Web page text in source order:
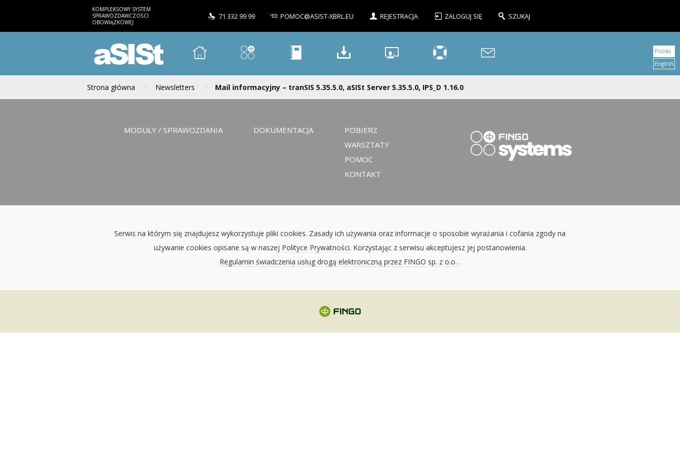
KOMPLEKSOWY SYSTEM
SPRAWOZDAWCZOŚCI
OBOWIĄZKOWEJ
71 332 99 99 POMOC@ASIST-XBRL.EU REJESTRACJA ZALOGUJ SIĘ SZUKAJ
aSISt
Strona główna > Newsletters > Mail informacyjny – tranSIS 5.35.5.0, aSISt Server 5.35.5.0, IPS_D 1.16.0
Polski
English
MODUŁY / SPRAWOZDANIA DOKUMENTACJA
POBIERZ
WARSZTATY
POMOC
KONTAKT
Serwis na którym się znajdujesz wykorzystuje pliki cookies. Zasady ich używania oraz informacje o sposobie wyrażania i cofania zgody na
używanie cookies opisane są w naszej Polityce Prywatności. Korzystając z serwisu akceptujesz jej postanowienia.
Regulamin świadczenia usług drogą elektroniczną przez FINGO sp. z o.o. .